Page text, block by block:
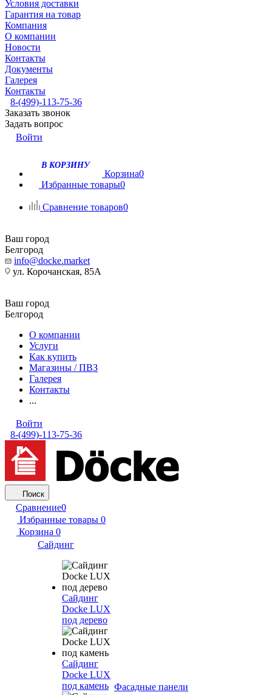
Условия доставки
Гарантия на товар
Компания
О компании
Новости
Контакты
Документы
Галерея
Контакты
8-(499)-113-75-36
Заказать звонок
Задать вопрос
Войти
В КОРЗИНУ
Корзина0
Избранные товары0
Сравнение товаров0
Ваш город
Белгород
info@docke.market
ул. Корочанская, 85А
Ваш город
Белгород
О компании
Услуги
Как купить
Магазины / ПВЗ
Галерея
Контакты
...
Войти
8-(499)-113-75-36
Поиск
Сравнение0
Избранные товары 0
Корзина 0
Сайдинг
Сайдинг
Docke LUX
под дерево
Сайдинг
Docke LUX
под камень Фасадные панели